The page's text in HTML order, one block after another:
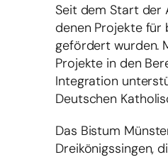
Seit dem Start der
denen Projekte für
gefördert wurden.
Projekte in den
Integration
Deutschen
Das Bistum
Dreikönigssingen,